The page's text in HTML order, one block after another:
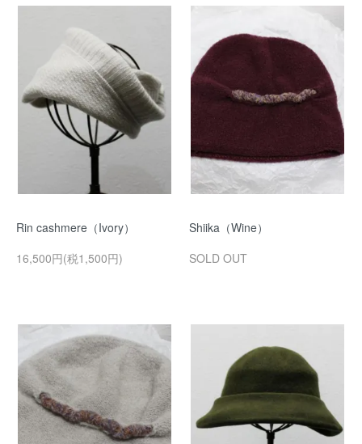
Rin cashmere（Ivory）
16,500円(税1,500円)
Shiika（Wine）
SOLD OUT